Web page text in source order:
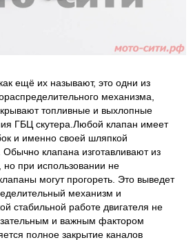
ещё их называют, это одни из
механизма,
топливные и выхлопные
ГБЦ скутера.Любой клапан имеет
и именно своей шляпкой
Обычно клапана изготавливают из
но при использовании не
могут прогореть. Это выведет
механизм и
стабильной работе двигателя не
и важным фактором
полное закрытие каналов